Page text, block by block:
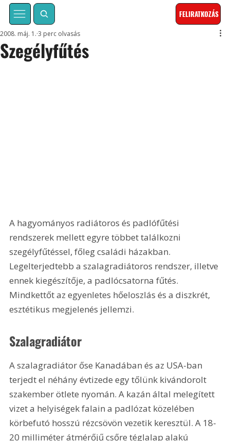
FELIRATKOZÁS
Szegélyfűtés
2008. máj. 1. 3 perc olvasás
A hagyományos radiátoros és padlófűtési
rendszerek mellett egyre többet találkozni
szegélyfűtéssel, főleg családi házakban.
Legelterjedtebb a szalagradiátoros rendszer, illetve
ennek kiegészítője, a padlócsatorna fűtés.
Mindkettőt az egyenletes hőeloszlás és a diszkrét,
esztétikus megjelenés jellemzi.
Szalagradiátor
A szalagradiátor őse Kanadában és az USA-ban
terjedt el néhány évtizede egy tőlünk kivándorolt
szakember ötlete nyomán. A kazán által melegített
vizet a helyiségek falain a padlózat közelében
körbefutó hosszú rézcsövön vezetik keresztül. A 18-
20 milliméter átmérőjű csőre téglalap alakú